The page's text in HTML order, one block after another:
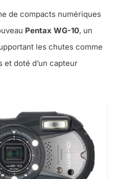
de compacts numériques
Pentax WG-10, un
les chutes comme
doté d’un capteur